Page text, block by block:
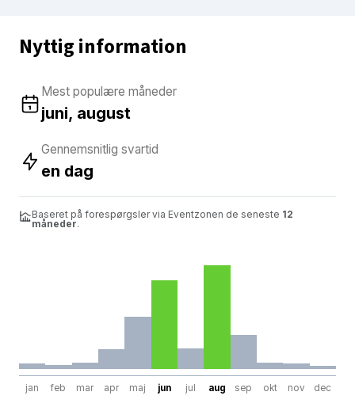
Nyttig information
Mest populære måneder
juni, august
Gennemsnitlig svartid
en dag
Baseret på forespørgsler via Eventzonen de seneste 12
måneder.
jan feb mar apr maj jun jul aug sep okt nov dec